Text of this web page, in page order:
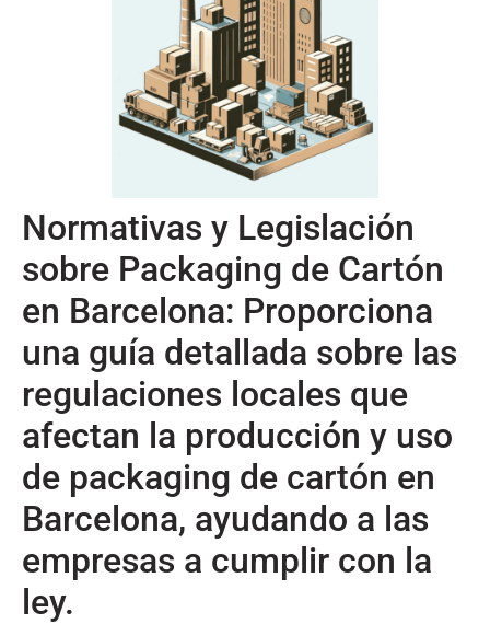
Normativas y Legislación
sobre Packaging de Cartón
en Barcelona: Proporciona
una guía detallada sobre las
regulaciones locales que
afectan la producción y uso
de packaging de cartón en
Barcelona, ayudando a las
empresas a cumplir con la
ley.